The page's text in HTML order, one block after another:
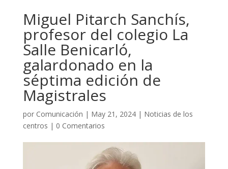
Miguel Pitarch Sanchís,
profesor del colegio La
Salle Benicarló,
galardonado en la
séptima edición de
Magistrales
por Comunicación | May 21, 2024| Noticias de los
centros | 0 Comentarios